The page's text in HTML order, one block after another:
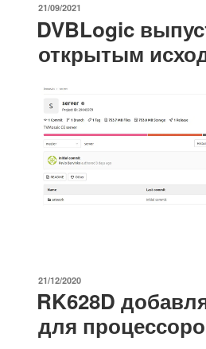
ОПУБЛИКОВАНО
21/09/2021
DVBLogic
открытым
ОПУБЛИКОВАНО
21/12/2020
RK628D
для